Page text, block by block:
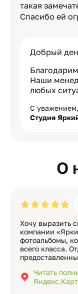
такая
Спасибо ей
Добрый
Наши
любых
С уважением,
Студия
О
Хочу выразить
компании
фотоальбомы,
всего класса.
подчёркивает
Качество
Читать